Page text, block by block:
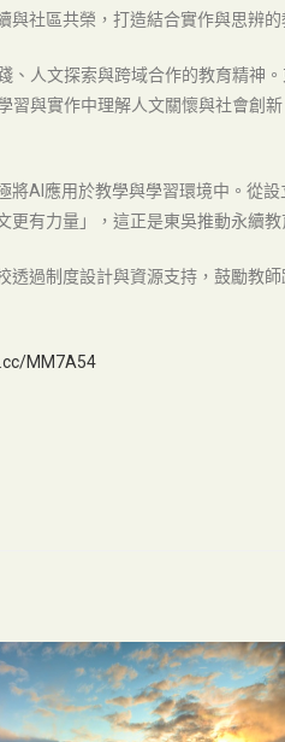
社區共榮，打造結合實作與思辨的
人文探索與跨域合作的教育精神
與實作中理解人文關懷與社會創
AI應用於教學與學習環境中。從
有力量」，這正是東吳推動永續教
過制度設計與資源支持，鼓勵教
MM7A54